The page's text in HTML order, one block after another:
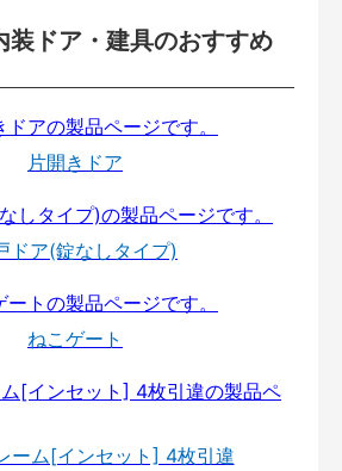
装ドア・建具のおすすめ
片開きドア
ドア(錠なしタイプ)
ねこゲート
ーム[インセット] 4枚引違